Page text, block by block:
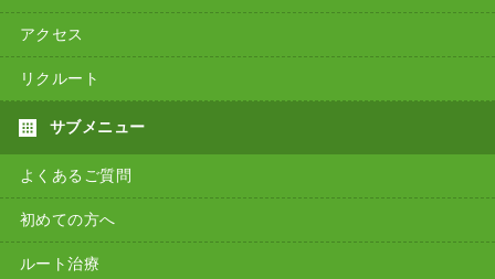
アクセス
リクルート
よくあるご質問
初めての方へ
ルート治療